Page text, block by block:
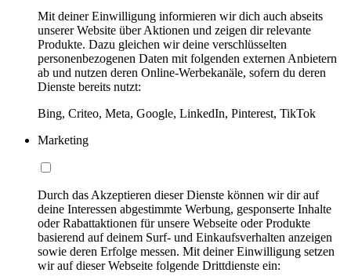
Mit deiner Einwilligung informieren wir dich auch abseits
unserer Website über Aktionen und zeigen dir relevante
Produkte. Dazu gleichen wir deine verschlüsselten
personenbezogenen Daten mit folgenden externen Anbietern
ab und nutzen deren Online-Werbekanäle, sofern du deren
Dienste bereits nutzt:
Bing, Criteo, Meta, Google, LinkedIn, Pinterest, TikTok
Marketing
Durch das Akzeptieren dieser Dienste können wir dir auf
deine Interessen abgestimmte Werbung, gesponserte Inhalte
oder Rabattaktionen für unsere Webseite oder Produkte
basierend auf deinem Surf- und Einkaufsverhalten anzeigen
sowie deren Erfolge messen. Mit deiner Einwilligung setzen
wir auf dieser Webseite folgende Drittdienste ein: